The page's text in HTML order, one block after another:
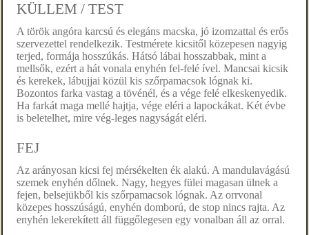
KÜLLEM / TEST
A török angóra karcsú és elegáns macska, jó izomzattal és erős
szervezettel rendelkezik. Testmérete kicsitől közepesen nagyig
terjed, formája hosszúkás. Hátsó lábai hosszabbak, mint a
mellsők, ezért a hát vonala enyhén fel-felé ível. Mancsai kicsik
és kerekek, lábujjai közül kis szőrpamacsok lógnak ki.
Bozontos farka vastag a tövénél, és a vége felé elkeskenyedik.
Ha farkát maga mellé hajtja, vége eléri a lapockákat. Két évbe
is beletelhet, mire vég-leges nagyságát eléri.
FEJ
Az arányosan kicsi fej mérsékelten ék alakú. A mandulavágású
szemek enyhén dőlnek. Nagy, hegyes fülei magasan ülnek a
fejen, belsejükből kis szőrpamacsok lógnak. Az orrvonal
közepes hosszúságú, enyhén domború, de stop nincs rajta. Az
enyhén lekerekített áll függőlegesen egy vonalban áll az orral.